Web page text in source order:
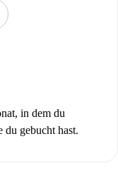
in dem du
du gebucht hast.